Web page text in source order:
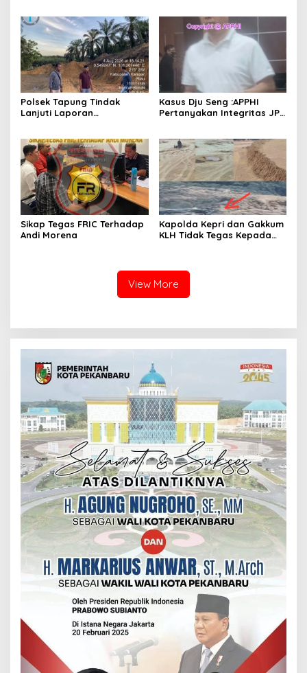
Polsek Tapung Tindak
Lanjuti Laporan
Desa Bencah Kelubi
Kasus Dju Seng :APPHI
Pertanyakan Integritas JPU
Jampidsus
Sikap Tegas FRIC Terhadap
Andi Morena
Kapolda Kepri dan Gakkum
KLH Tidak Tegas Kepada
View More